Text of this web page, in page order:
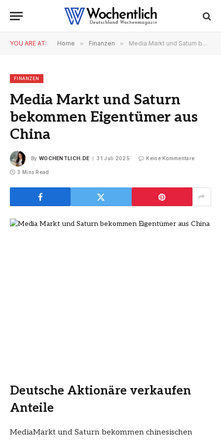
YOU ARE AT: Home » Finanzen » Media Markt und Saturn bekommen Eigentümer aus China
FINANZEN
Media Markt und Saturn
bekommen Eigentümer aus
China
By WOCHENTLICH.DE 31 Juli 2025 Keine Kommentare
3 Mins Read
Deutsche Aktionäre verkaufen
Anteile
MediaMarkt und Saturn bekommen chinesischen